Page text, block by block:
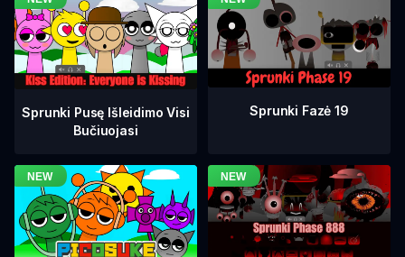
Sprunki Pusę Išleidimo Visi
Bučiuojasi
Sprunki Fazė 19